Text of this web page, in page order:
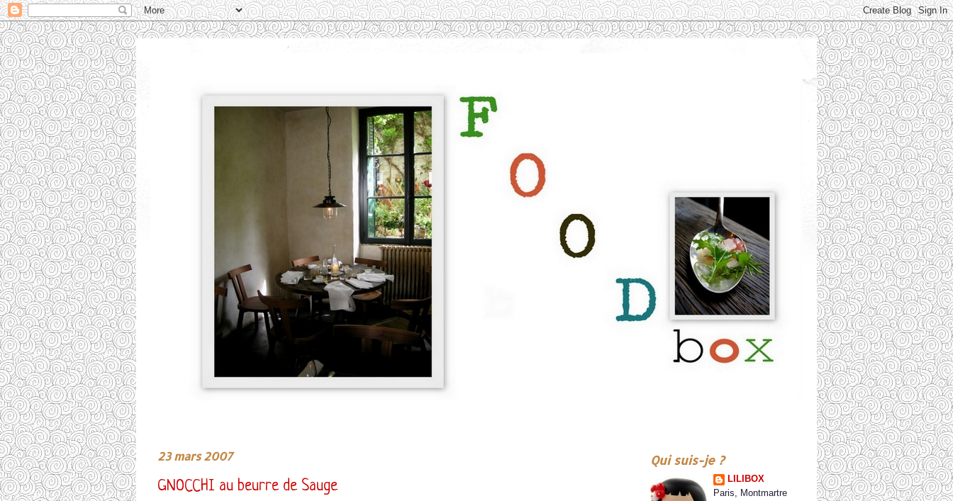
23 mars 2007
GNOCCHI au beurre de Sauge
Qui suis-je ?
LILIBOX
Paris, Montmartre